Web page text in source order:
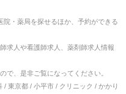
・薬局を探せるほか、予約ができる
求人や看護師求人、薬剤師求人情報
で、是非ご覧になってください。
/ 東京都 / 小平市 / クリニック / かかり